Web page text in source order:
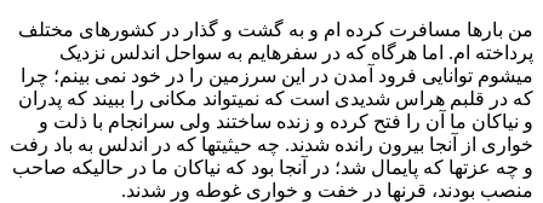
من بارها مسافرت کرده ام و به گشت و گذار در کشورهای مختلف
پرداخته ام. اما هرگاه که در سفرهایم به سواحل اندلس نزدیک
میشوم توانایی فرود آمدن در این سرزمین را در خود نمی بینم؛ چرا
که در قلبم هراس شدیدی است که نمیتواند مکانی را ببیند که پدران
و نیاکان ما آن را فتح کرده و زنده ساختند ولی سرانجام با ذلت و
خواری از آنجا بیرون رانده شدند. چه حیثیتها که در اندلس به باد رفت
و چه عزتها که پایمال شد؛ در آنجا بود که نیاکان ما در حالیکه صاحب
منصب بودند، قرنها در خفت و خواری غوطه ور شدند.